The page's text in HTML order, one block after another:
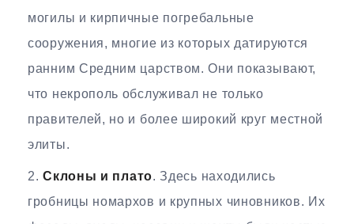
могилы и кирпичные погребальные
сооружения, многие из которых датируются
ранним Средним царством. Они показывают,
что некрополь обслуживал не только
правителей, но и более широкий круг местной
элиты.
Склоны и плато. Здесь находились
гробницы номархов и крупных чиновников. Их